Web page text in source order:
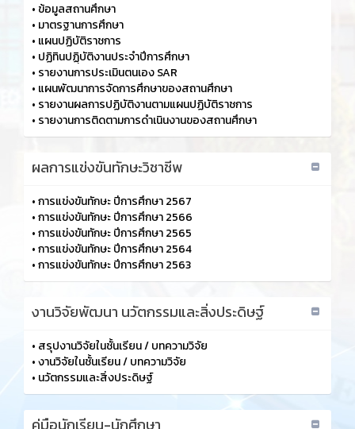
• ข้อมูลสถานศึกษา
• มาตรฐานการศึกษา
• แผนปฏิบัติราชการ
• ปฏิทินปฏฺิบัติงานประจำปีการศึกษา
• รายงานการประเมินตนเอง SAR
• แผนพัฒนาการจัดการศึกษาของสถานศึกษา
• รายงานผลการปฏิบัติงานตามแผนปฏิบัติราชการ
• รายงานการติดตามการดำเนินงานของสถานศึกษา
ผลการแข่งขันทักษะวิชาชีพ
•การแข่งขันทักษะ ปีการศึกษา 2567
•การแข่งขันทักษะ ปีการศึกษา 2566
•การแข่งขันทักษะ ปีการศึกษา 2565
•การแข่งขันทักษะ ปีการศึกษา 2564
•การแข่งขันทักษะ ปีการศึกษา 2563
งานวิจัยพัฒนา นวัตกรรมและสิ่งประดิษฐ์
• สรุปงานวิจัยในชั้นเรียน / บทความวิจัย
•งานวิจัยในชั้นเรียน / บทความวิจัย
• นวัตกรรมและสิ่งประดิษฐ์
คู่มือนักเรียน-นักศึกษา